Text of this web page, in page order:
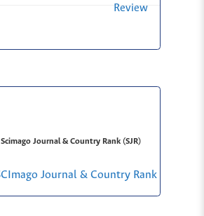
Review
Scimago Journal & Country Rank (SJR)